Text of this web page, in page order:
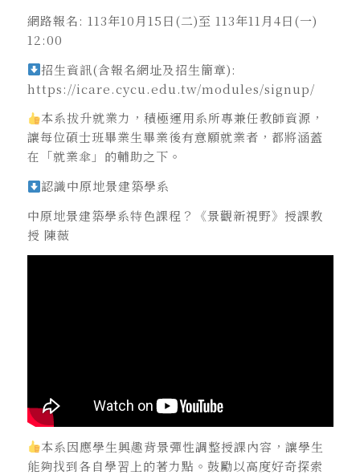
網路報名: 113年10月15日(二)至 113年11月4日(一)
12:00
招生資訊(含報名網址及招生簡章):
https://icare.cycu.edu.tw/modules/signup/
本系拔升就業力，積極運用系所專兼任教師資源，
讓每位碩士班畢業生畢業後有意願就業者，都將涵蓋
在「就業傘」的輔助之下。
認識中原地景建築學系
中原地景建築學系特色課程？《景觀新視野》授課教
授 陳薇
本系因應學生興趣背景彈性調整授課內容，讓學生
能夠找到各自學習上的著力點。鼓勵以高度好奇探索